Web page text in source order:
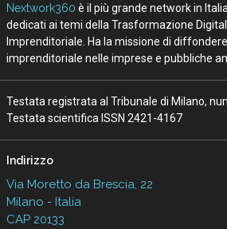
Nextwork360 è il più grande network in
dedicati ai temi della Trasformazione
Imprenditoriale. Ha la missione di
imprenditoriale nelle imprese e pubbliche
Testata registrata al Tribunale di Milano,
Testata scientifica ISSN 2421-4167
Indirizzo
Via Moretto da Brescia, 22
Milano - Italia
CAP 20133